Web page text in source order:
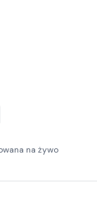
na żywo